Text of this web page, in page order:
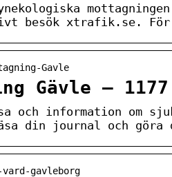
besök xtrafik.se.
Gavle
Gävle – 1177
och information om
din journal och göra
gavleborg